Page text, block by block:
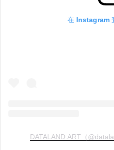
在 Instagram
DATALAND.ART（